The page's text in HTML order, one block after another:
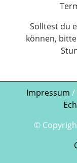
Solltest du
können,
Impressum /
©